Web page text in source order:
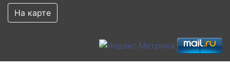
На карте